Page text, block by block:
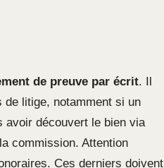
de preuve par écrit. Il
de litige, notamment si un
avoir découvert le bien via
commission. Attention
Ces derniers doivent